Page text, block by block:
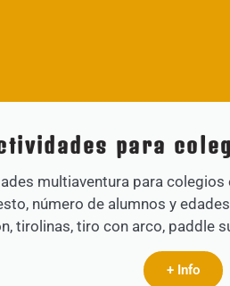
para
multiaventura para
número de alumnos y
tirolinas, tiro con arco, paddle
+ Info